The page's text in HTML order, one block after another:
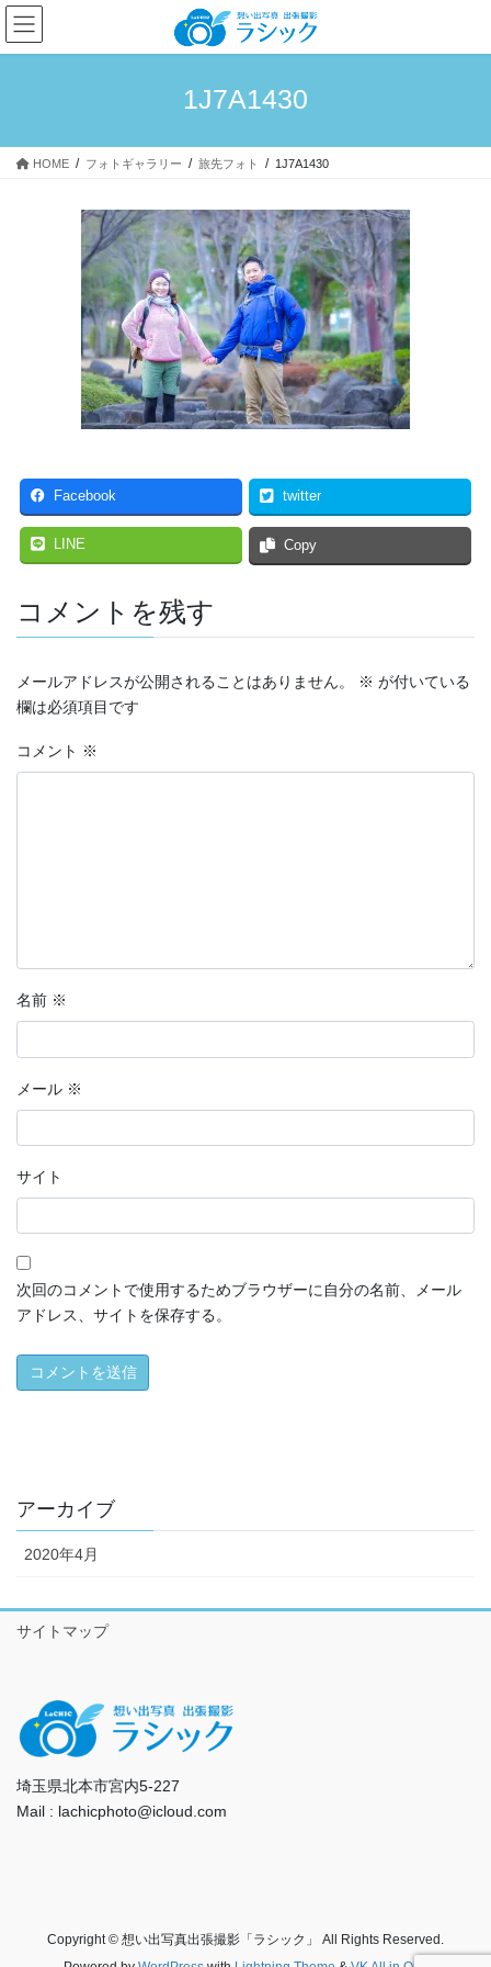
コ
ン
テ
ス
ナ
ビ
ゲ
ン
1J7A1430
HOME フォトギャラリー 旅先フォト 1J7A1430
Facebook twitter
LINE Copy
コメントを残す
メールアドレスが公開されることはありません。 ※ が付いている
欄は必須項目です
コメント ※
名前 ※
メール ※
サイト
次回のコメントで使用するためブラウザーに自分の名前、メール
アドレス、サイトを保存する。
アーカイブ
2020年4月
サイトマップ
埼玉県北本市宮内5-227
Mail : lachicphoto@icloud.com
Copyright © 想い出写真出張撮影「ラシック」 All Rights Reserved.